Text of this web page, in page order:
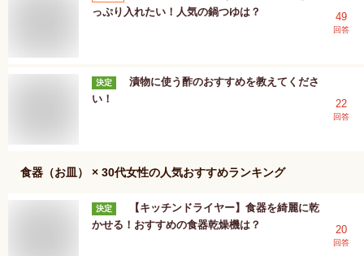
っぷり入れたい！人気の鍋つゆは？
49
回答
決定
漬物に使う酢のおすすめを教えてくださ
い！
22
回答
食器（お皿） × 30代女性の人気おすすめランキング
決定
【キッチンドライヤー】食器を綺麗に乾
かせる！おすすめの食器乾燥機は？
20
回答